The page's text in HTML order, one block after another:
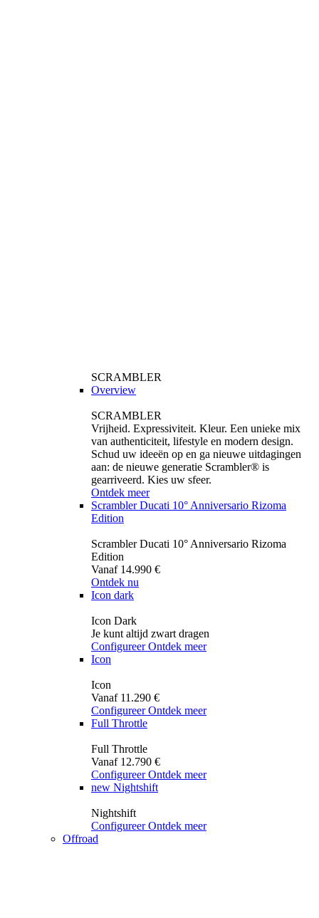
SCRAMBLER
Overview
SCRAMBLER
Vrijheid. Expressiviteit. Kleur. Een unieke mix
van authenticiteit, lifestyle en modern design.
Schud uw ideeën op en ga nieuwe uitdagingen
aan: de nieuwe generatie Scrambler® is
gearriveerd. Kies uw sfeer.
Ontdek meer
Scrambler Ducati 10° Anniversario Rizoma
Edition
Scrambler Ducati 10° Anniversario Rizoma
Edition
Vanaf 14.990 €
Ontdek nu
Icon dark
Icon Dark
Je kunt altijd zwart dragen
Configureer Ontdek meer
Icon
Icon
Vanaf 11.290 €
Configureer Ontdek meer
Full Throttle
Full Throttle
Vanaf 12.790 €
Configureer Ontdek meer
new Nightshift
Nightshift
Configureer Ontdek meer
Offroad